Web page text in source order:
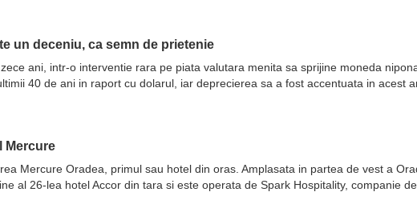
un deceniu, ca semn de prietenie
ani, intr-o interventie rara pe piata valutara menita sa sprijine moneda
40 de ani in raport cu dolarul, iar deprecierea sa a fost accentuata in acest
Mercure
Mercure Oradea, primul sau hotel din oras. Amplasata in partea de vest a
al 26-lea hotel Accor din tara si este operata de Spark Hospitality, companie